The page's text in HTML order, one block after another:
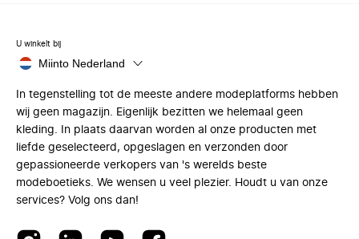
U winkelt bij
Miinto Nederland
In tegenstelling tot de meeste andere modeplatforms hebben
wij geen magazijn. Eigenlijk bezitten we helemaal geen
kleding. In plaats daarvan worden al onze producten met
liefde geselecteerd, opgeslagen en verzonden door
gepassioneerde verkopers van 's werelds beste
modeboetieks. We wensen u veel plezier. Houdt u van onze
services? Volg ons dan!